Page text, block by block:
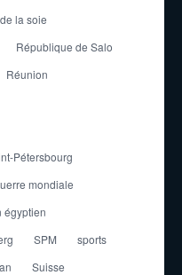
la soie
République de Salo
Réunion
Pétersbourg
mondiale
égyptien
SPM
sports
Suisse